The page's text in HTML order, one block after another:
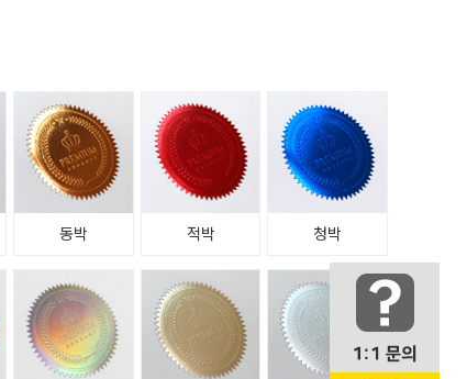
동박 적박 청박